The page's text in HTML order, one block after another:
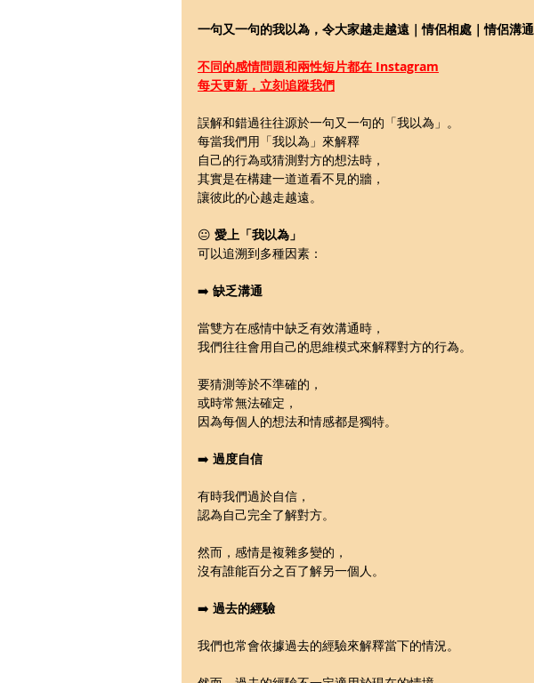
一句又一句的我以為，令大家越走越遠｜情侶相處｜情侶溝通
不同的感情問題和兩性短片都在 Instagram
每天更新，立刻追蹤我們
誤解和錯過往往源於一句又一句的「我以為」。
每當我們用「我以為」來解釋
自己的行為或猜測對方的想法時，
其實是在構建一道道看不見的牆，
讓彼此的心越走越遠。
😐 愛上「我以為」
可以追溯到多種因素：
➡️ 缺乏溝通
當雙方在感情中缺乏有效溝通時，
我們往往會用自己的思維模式來解釋對方的行為。
要猜測等於不準確的，
或時常無法確定，
因為每個人的想法和情感都是獨特。
➡️ 過度自信
有時我們過於自信，
認為自己完全了解對方。
然而，感情是複雜多變的，
沒有誰能百分之百了解另一個人。
➡️ 過去的經驗
我們也常會依據過去的經驗來解釋當下的情況。